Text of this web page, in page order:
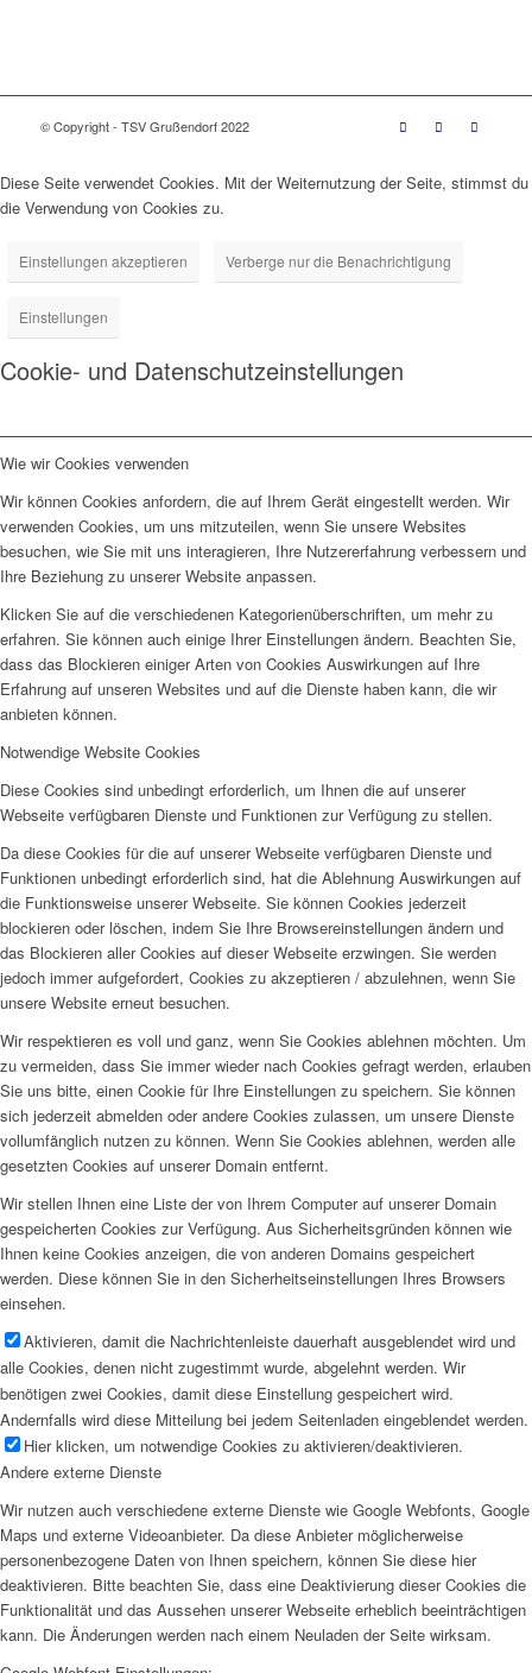
© Copyright - TSV Grußendorf 2022
Diese Seite verwendet Cookies. Mit der Weiternutzung der Seite, stimmst du
die Verwendung von Cookies zu.
Einstellungen akzeptieren Verberge nur die Benachrichtigung
Einstellungen
Cookie- und Datenschutzeinstellungen
Wie wir Cookies verwenden
Wir können Cookies anfordern, die auf Ihrem Gerät eingestellt werden. Wir
verwenden Cookies, um uns mitzuteilen, wenn Sie unsere Websites
besuchen, wie Sie mit uns interagieren, Ihre Nutzererfahrung verbessern und
Ihre Beziehung zu unserer Website anpassen.
Klicken Sie auf die verschiedenen Kategorienüberschriften, um mehr zu
erfahren. Sie können auch einige Ihrer Einstellungen ändern. Beachten Sie,
dass das Blockieren einiger Arten von Cookies Auswirkungen auf Ihre
Erfahrung auf unseren Websites und auf die Dienste haben kann, die wir
anbieten können.
Notwendige Website Cookies
Diese Cookies sind unbedingt erforderlich, um Ihnen die auf unserer
Webseite verfügbaren Dienste und Funktionen zur Verfügung zu stellen.
Da diese Cookies für die auf unserer Webseite verfügbaren Dienste und
Funktionen unbedingt erforderlich sind, hat die Ablehnung Auswirkungen auf
die Funktionsweise unserer Webseite. Sie können Cookies jederzeit
blockieren oder löschen, indem Sie Ihre Browsereinstellungen ändern und
das Blockieren aller Cookies auf dieser Webseite erzwingen. Sie werden
jedoch immer aufgefordert, Cookies zu akzeptieren / abzulehnen, wenn Sie
unsere Website erneut besuchen.
Wir respektieren es voll und ganz, wenn Sie Cookies ablehnen möchten. Um
zu vermeiden, dass Sie immer wieder nach Cookies gefragt werden, erlauben
Sie uns bitte, einen Cookie für Ihre Einstellungen zu speichern. Sie können
sich jederzeit abmelden oder andere Cookies zulassen, um unsere Dienste
vollumfänglich nutzen zu können. Wenn Sie Cookies ablehnen, werden alle
gesetzten Cookies auf unserer Domain entfernt.
Wir stellen Ihnen eine Liste der von Ihrem Computer auf unserer Domain
gespeicherten Cookies zur Verfügung. Aus Sicherheitsgründen können wie
Ihnen keine Cookies anzeigen, die von anderen Domains gespeichert
werden. Diese können Sie in den Sicherheitseinstellungen Ihres Browsers
einsehen.
Aktivieren, damit die Nachrichtenleiste dauerhaft ausgeblendet wird und
alle Cookies, denen nicht zugestimmt wurde, abgelehnt werden. Wir
benötigen zwei Cookies, damit diese Einstellung gespeichert wird.
Andernfalls wird diese Mitteilung bei jedem Seitenladen eingeblendet werden.
Hier klicken, um notwendige Cookies zu aktivieren/deaktivieren.
Andere externe Dienste
Wir nutzen auch verschiedene externe Dienste wie Google Webfonts, Google
Maps und externe Videoanbieter. Da diese Anbieter möglicherweise
personenbezogene Daten von Ihnen speichern, können Sie diese hier
deaktivieren. Bitte beachten Sie, dass eine Deaktivierung dieser Cookies die
Funktionalität und das Aussehen unserer Webseite erheblich beeinträchtigen
kann. Die Änderungen werden nach einem Neuladen der Seite wirksam.